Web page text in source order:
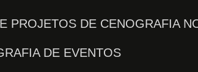
PROJETOS DE CENOGRAFIA
DE EVENTOS